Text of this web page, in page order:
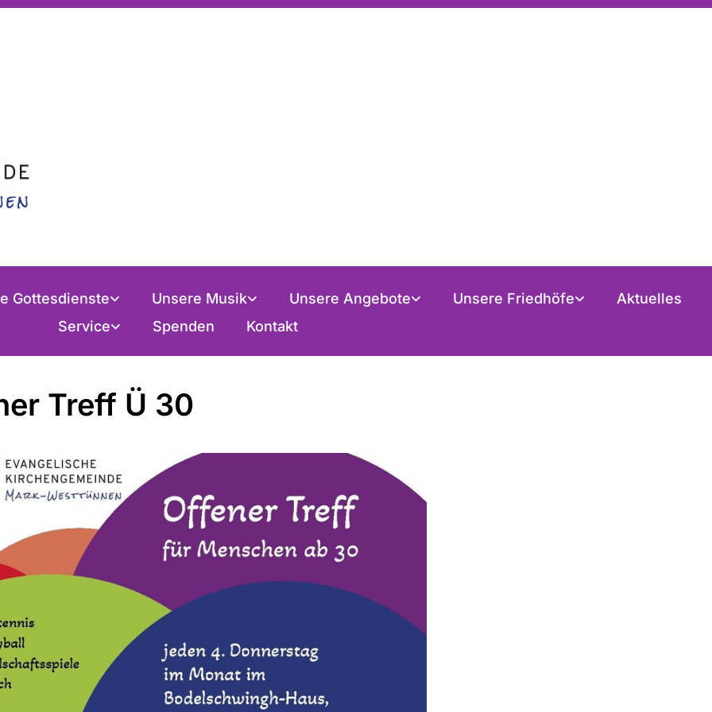
Gottesdienste Unsere Musik Unsere Angebote Unsere Friedhöfe
Aktuelles
Service
Spenden Kontakt
Treff Ü 30